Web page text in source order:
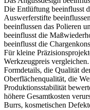
Die Entlüftung beeinflusst
Auswerferstifte
beeinflussen das Polieren
beeinflusst die
beeinflusst die
Für kleine
Werkzeugpreis
Formdetails, die Qualität
Oberflächenqualität, die
Produktionsstabilität
höhere Gesamtkosten
Burrs, kosmetischen